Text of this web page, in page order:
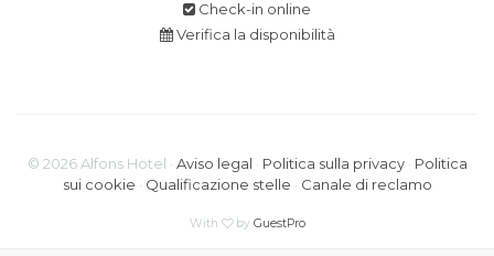
Check-in online
Verifica la disponibilità
© 2026Alfons Hotel · Aviso legal · Politica sulla privacy· Politica
sui cookie · Qualificazione stelle · Canale di reclamo
With by GuestPro